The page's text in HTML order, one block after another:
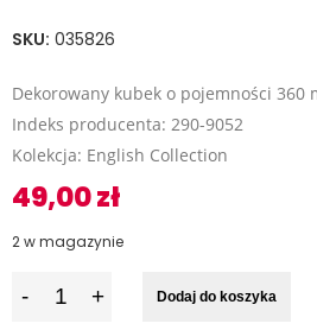
SKU: 035826
Dekorowany kubek o pojemności 360
Indeks producenta: 290-9052
Kolekcja: English Collection
49,00zł
2 w magazynie
Dodaj do koszyka